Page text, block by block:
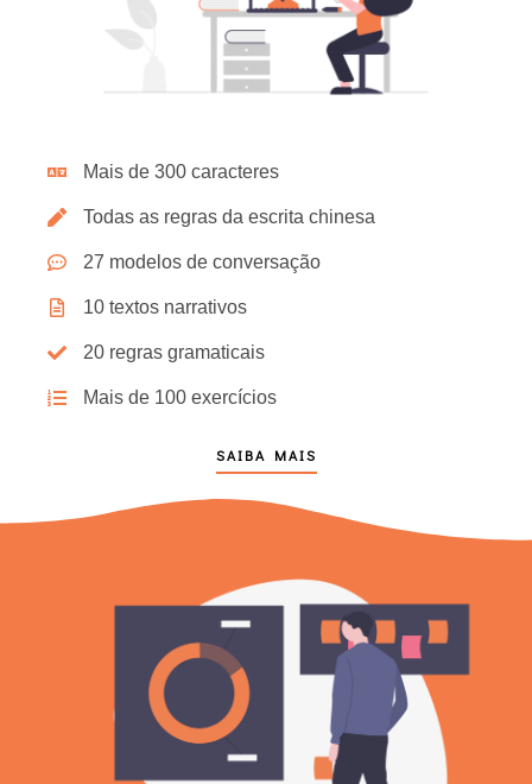
Mais de 300 caracteres
Todas as regras da escrita chinesa
27 modelos de conversação
10 textos narrativos
20 regras gramaticais
Mais de 100 exercícios
SAIBA MAIS